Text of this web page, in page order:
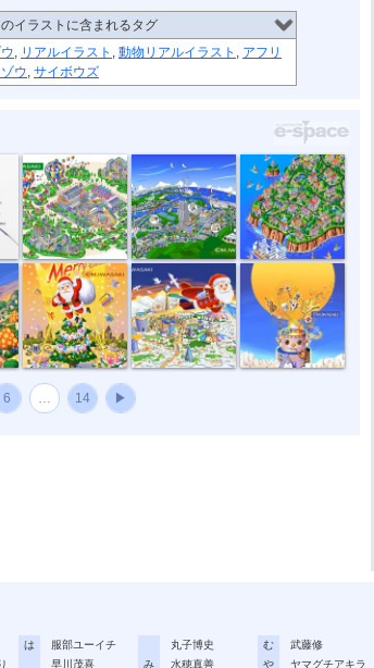
イラストに含まれるタグ
, リアルイラスト , 動物リアルイラスト , アフリ
ウ, サイボウズ
楽天市場の風...
メリークリス... サンタ飛行機... パイプおじさん
6 … 14 ▶
は
服部ユーイチ
早川茂喜
丸子博史
み
水穂真善
む
武藤修
や
ヤマグチアキラ